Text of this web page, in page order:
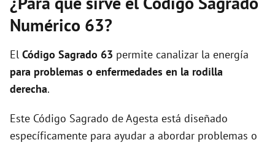
i
e
Numérico 63?
El Código Sagrado 63 permite canalizar la energía
para problemas o enfermedades en la rodilla
derecha.
Este Código Sagrado de Agesta está diseñado
específicamente para ayudar a abordar problemas o